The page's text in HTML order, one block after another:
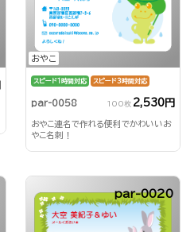
おやこ
スピード1時間対応 スピード3時間対応
par-0058 100枚 2,530円
おやこ連名で作れる便利でかわいいお
やこ名刺！
par-0020